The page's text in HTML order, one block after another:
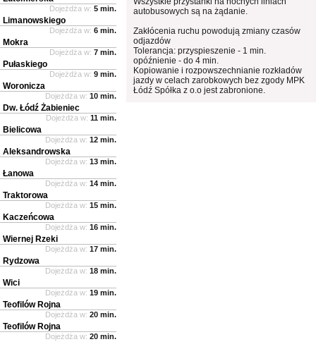
autobusowych są na żądanie.
Zakłócenia ruchu powodują zmiany czasów
odjazdów
Tolerancja: przyspieszenie - 1 min.
opóźnienie - do 4 min.
Kopiowanie i rozpowszechnianie rozkładów
jazdy w celach zarobkowych bez zgody MPK
Łódź Spółka z o.o jest zabronione.
Dojeżdża w: 5 min.
Limanowskiego
Dojeżdża w: 6 min.
Mokra
Dojeżdża w: 7 min.
Pułaskiego
Dojeżdża w: 9 min.
Woronicza
Dojeżdża w: 10 min.
Dw. Łódź Żabieniec
Dojeżdża w: 11 min.
Bielicowa
Dojeżdża w: 12 min.
Aleksandrowska
Dojeżdża w: 13 min.
Łanowa
Dojeżdża w: 14 min.
Traktorowa
Dojeżdża w: 15 min.
Kaczeńcowa
Dojeżdża w: 16 min.
Wiernej Rzeki
Dojeżdża w: 17 min.
Rydzowa
Dojeżdża w: 18 min.
Wici
Dojeżdża w: 19 min.
Teofilów Rojna
Dojeżdża w: 20 min.
Teofilów Rojna
Dojeżdża w: 20 min.